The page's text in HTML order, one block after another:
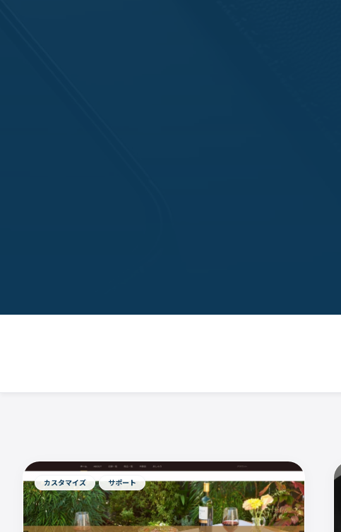
カスタマイズ サポート